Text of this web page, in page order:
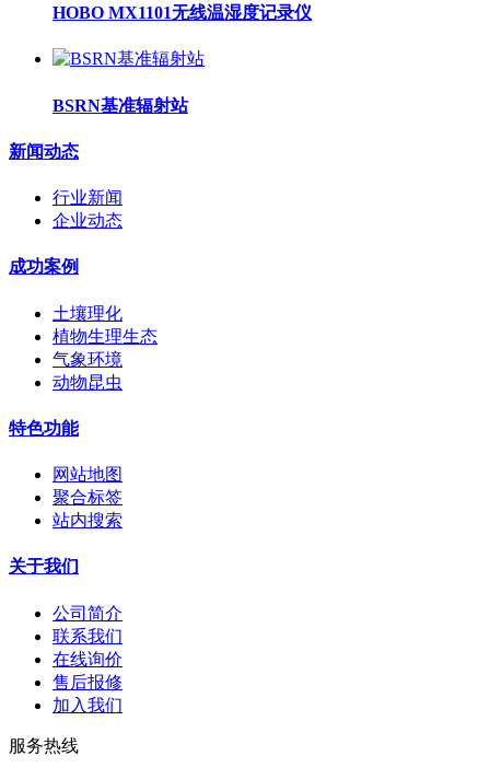
HOBO MX1101无线温湿度记录仪
BSRN基准辐射站
新闻动态
行业新闻
企业动态
成功案例
土壤理化
植物生理生态
气象环境
动物昆虫
特色功能
网站地图
聚合标签
站内搜索
关于我们
公司简介
联系我们
在线询价
售后报修
加入我们
服务热线